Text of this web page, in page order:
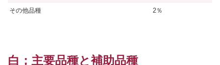
その他品種 2％
白；主要品種と補助品種